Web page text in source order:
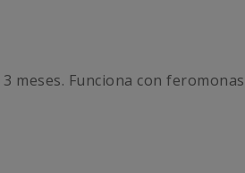
meses. Funciona con